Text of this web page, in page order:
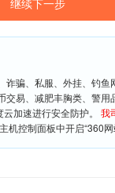
骗、私服、外挂、钓
易、减肥丰胸类、警
加速进行安全防护。 我
机控制面板中开启“360